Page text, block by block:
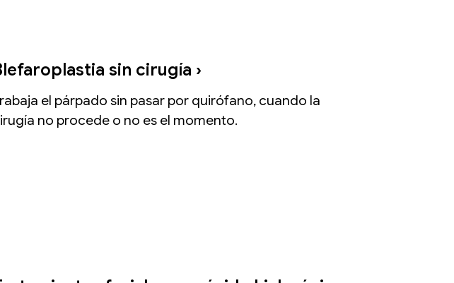
sin cirugía ›
el párpado sin pasar por quirófano, cuando la
no procede o no es el momento.